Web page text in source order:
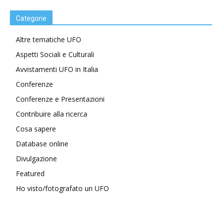
Categorie
Altre tematiche UFO
Aspetti Sociali e Culturali
Avvistamenti UFO in Italia
Conferenze
Conferenze e Presentazioni
Contribuire alla ricerca
Cosa sapere
Database online
Divulgazione
Featured
Ho visto/fotografato un UFO